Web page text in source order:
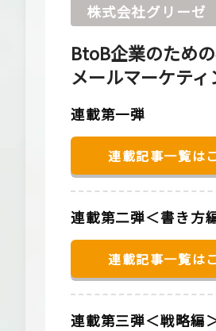
株式会社グリーゼ
BtoB企業のため
メールマーケテ
連載第一弾
連載記事一覧は
連載第二弾＜書き方
連載記事一覧は
連載第三弾＜戦略編